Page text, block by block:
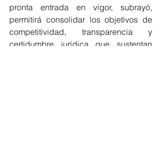
pronta entrada en vigor, subrayó,
permitirá consolidar los objetivos de
competitividad, transparencia y
certidumbre jurídica que sustentan